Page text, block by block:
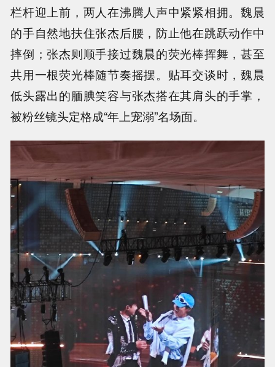
栏杆迎上前，两人在沸腾人声中紧紧相拥。魏晨
的手自然地扶住张杰后腰，防止他在跳跃动作中
摔倒；张杰则顺手接过魏晨的荧光棒挥舞，甚至
共用一根荧光棒随节奏摇摆。贴耳交谈时，魏晨
低头露出的腼腆笑容与张杰搭在其肩头的手掌，
被粉丝镜头定格成“年上宠溺”名场面。